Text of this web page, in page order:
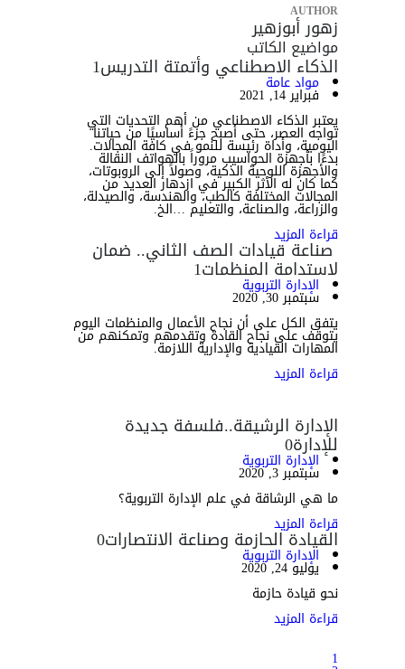
AUTHOR
زهور أبوزهير
مواضيع الكاتب
الذكاء الاصطناعي وأتمتة التدريس1
مواد عامة
فبراير 14, 2021
يعتبر الذكاء الاصطناعي من أهم التحديات التي
تواجه العصر، حتى أصبح جزءً أساسيًا من حياتنا
اليومية، وأداة رئيسة للنمو في كافة المجالات.
بدءًا بأجهزة الحواسيب مروراً بالهواتف النقالة
والأجهزة اللوحية الذكية، وصولاً إلى الروبوتات،
كما كان له الأثر الكبير في ازدهار العديد من
المجالات المختلفة كالطب، والهندسة، والصيدلة،
والزراعة، والصناعة، والتعليم …الخ.
قراءة المزيد
صناعة قيادات الصف الثاني.. ضمان
لاستدامة المنظمات1
الإدارة التربوية
سبتمبر 30, 2020
يتفق الكل على أن نجاح الأعمال والمنظمات اليوم
يتوقف على نجاح القادة وتقدمهم وتمكنهم من
المهارات القيادية والإدارية اللازمة.
قراءة المزيد
الإدارة الرشيقة..فلسفة جديدة
للإدارة0
الإدارة التربوية
سبتمبر 3, 2020
ما هي الرشاقة في علم الإدارة التربوية؟
قراءة المزيد
القيادة الحازمة وصناعة الانتصارات0
الإدارة التربوية
يوليو 24, 2020
نحو قيادة حازمة
قراءة المزيد
1